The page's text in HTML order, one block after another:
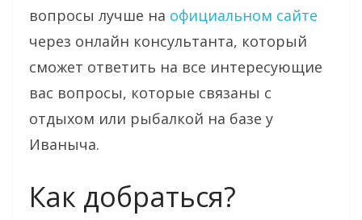
вопросы лучше на официальном сайте
через онлайн консультанта, который
сможет ответить на все интересующие
вас вопросы, которые связаны с
отдыхом или рыбалкой на базе у
Иваныча.
Как добраться?